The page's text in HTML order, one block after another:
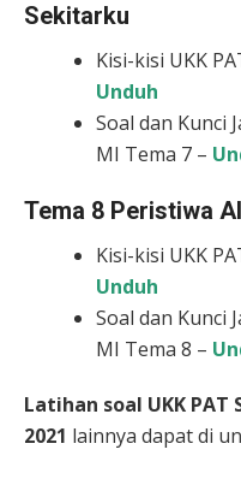
Sekitarku
Kisi-kisi UKK
Unduh
Soal dan Kunci
MI Tema 7 –
Tema 8 Peristiwa
Kisi-kisi UKK
Unduh
Soal dan Kunci
MI Tema 8 –
Latihan soal UKK PAT
2021 lainnya dapat di